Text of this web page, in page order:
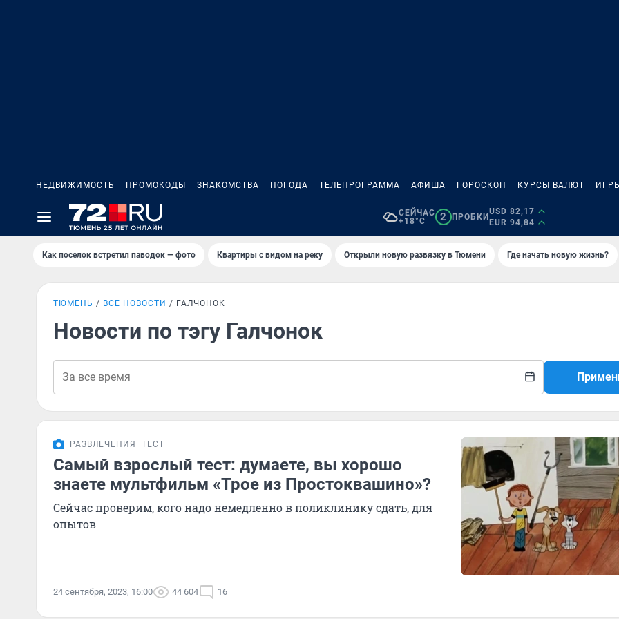
НЕДВИЖИМОСТЬ ПРОМОКОДЫ ЗНАКОМСТВА ПОГОДА ТЕЛЕПРОГРАММА АФИША ГОРОСКОП КУРСЫ ВАЛЮТ
СЕЙЧАС
+18°C
2 ПРОБКИ
USD 82,17
EUR 94,84
Как поселок встретил паводок — фото Квартиры с видом на реку Открыли новую развязку в Тюмени Где начать новую жизнь?
ТЮМЕНЬ ВСЕ НОВОСТИ ГАЛЧОНОК
Новости по тэгу Галчонок
РАЗВЛЕЧЕНИЯ ТЕСТ
Самый взрослый тест: думаете, вы хорошо
знаете мультфильм «Трое из Простоквашино»?
Сейчас проверим, кого надо немедленно в поликлинику сдать, для
опытов
24 сентября, 2023, 16:00 44 604 16